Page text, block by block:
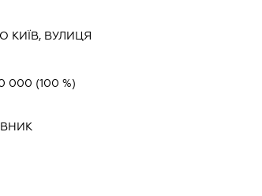
КИЇВ, ВУЛИЦЯ
000 (100 %)